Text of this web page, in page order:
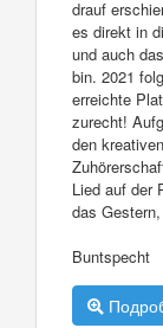
drauf
es direkt in
und auch
bin. 2021
erreichte
zurecht!
den
Lied auf der
das
Buntspecht